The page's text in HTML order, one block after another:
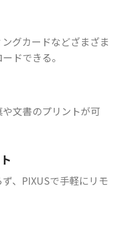
グカードなどざまざま
ドできる。
文書のプリントが可
、PIXUSで手軽にリモ